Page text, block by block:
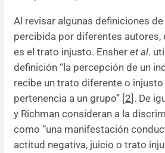
Al revisar algunas definiciones
percibida por diferentes autores,
es el trato injusto. Ensher et al.
definición “la percepción de un
recibe un trato diferente o
pertenencia a un grupo” [2]. De
y Richman consideran a la
como “una manifestación
actitud negativa, juicio o trato